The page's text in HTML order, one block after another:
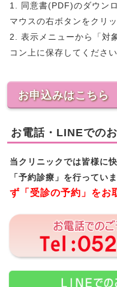
1. 同意書(PDF)のダウン
マウスの右ボタンをクリッ
2. 表示メニューから「対
コン上に保存してください
お申込みはこちら
お電話・LINEでの
当クリニックでは皆様に
「予約診療」を行っていま
ず「受診の予約」をお